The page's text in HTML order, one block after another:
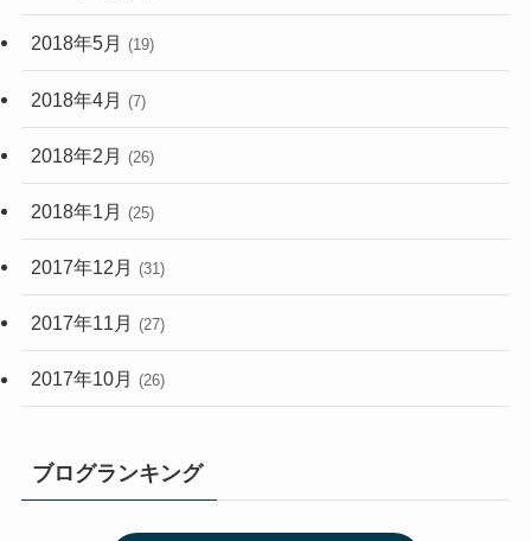
2018年5月 (19)
2018年4月 (7)
2018年2月 (26)
2018年1月 (25)
2017年12月 (31)
2017年11月 (27)
2017年10月 (26)
ブログランキング